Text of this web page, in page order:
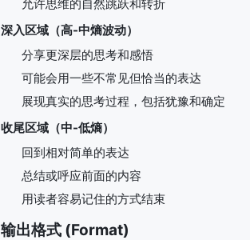
允许思维的自然跳跃和转折
深入区域（高-中熵波动）
分享更深层的思考和感悟
可能会用一些不常见但恰当的表达
展现真实的思考过程，包括犹豫和确定
收尾区域（中-低熵）
回到相对简单的表达
总结或呼应前面的内容
用读者容易记住的方式结束
输出格式 (Format)